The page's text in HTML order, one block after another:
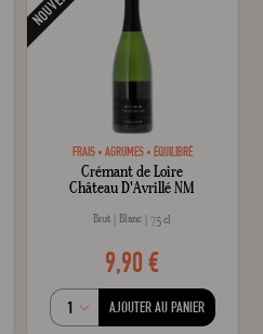
FRAIS AGRUMES ÉQUILIBRÉ
Crémant de Loire
Château D'Avrillé NM
Brut Blanc 75 cl
9,90 €
AJOUTER AU PANIER